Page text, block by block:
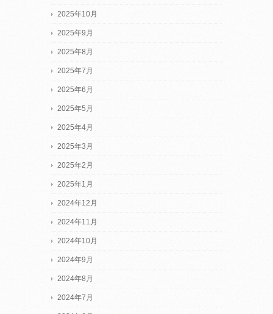
2025年10月
2025年9月
2025年8月
2025年7月
2025年6月
2025年5月
2025年4月
2025年3月
2025年2月
2025年1月
2024年12月
2024年11月
2024年10月
2024年9月
2024年8月
2024年7月